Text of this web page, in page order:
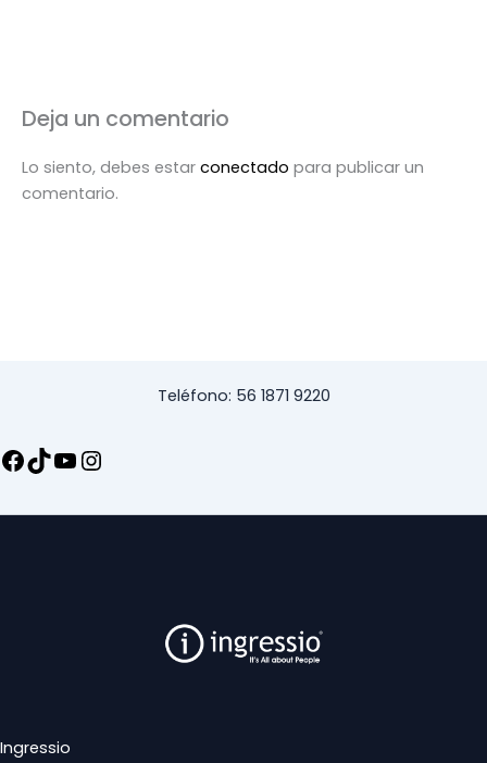
Deja un comentario
Lo siento, debes estar conectado para publicar un
comentario.
Teléfono: 56 1871 9220
Ingressio